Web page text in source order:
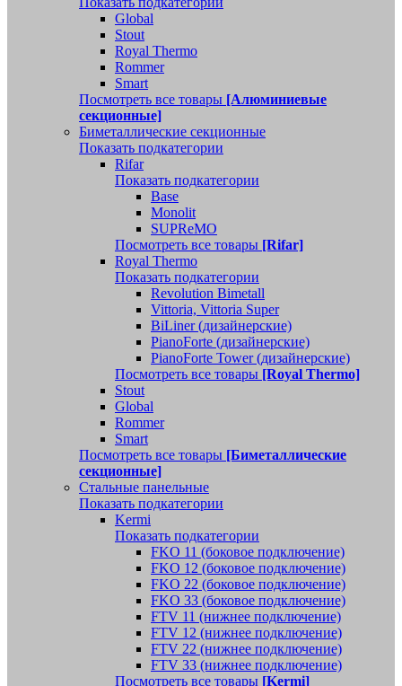
Global
Stout
Royal Thermo
Rommer
Smart
Посмотреть все товары [Алюминиевые
секционные]
Биметаллические секционные
Показать подкатегории
Rifar
Показать подкатегории
Base
Monolit
SUPReMO
Посмотреть все товары [Rifar]
Royal Thermo
Показать подкатегории
Revolution Bimetall
Vittoria, Vittoria Super
BiLiner (дизайнерские)
PianoForte (дизайнерские)
PianoForte Tower (дизайнерские)
Посмотреть все товары [Royal Thermo]
Stout
Global
Rommer
Smart
Посмотреть все товары [Биметаллические
секционные]
Стальные панельные
Показать подкатегории
Kermi
Показать подкатегории
FKO 11 (боковое подключение)
FKO 12 (боковое подключение)
FKO 22 (боковое подключение)
FKO 33 (боковое подключение)
FTV 11 (нижнее подключение)
FTV 12 (нижнее подключение)
FTV 22 (нижнее подключение)
FTV 33 (нижнее подключение)
Посмотреть все товары [Kermi]